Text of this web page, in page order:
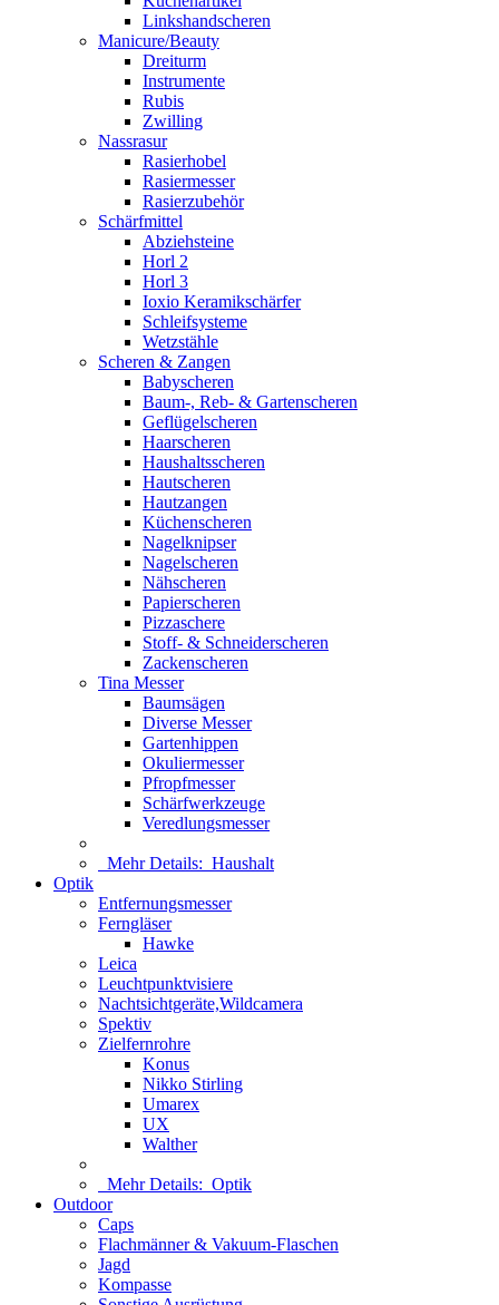
Linkshandscheren
Manicure/Beauty
Dreiturm
Instrumente
Rubis
Zwilling
Nassrasur
Rasierhobel
Rasiermesser
Rasierzubehör
Schärfmittel
Abziehsteine
Horl 2
Horl 3
Ioxio Keramikschärfer
Schleifsysteme
Wetzstähle
Scheren & Zangen
Babyscheren
Baum-, Reb- & Gartenscheren
Geflügelscheren
Haarscheren
Haushaltsscheren
Hautscheren
Hautzangen
Küchenscheren
Nagelknipser
Nagelscheren
Nähscheren
Papierscheren
Pizzaschere
Stoff- & Schneiderscheren
Zackenscheren
Tina Messer
Baumsägen
Diverse Messer
Gartenhippen
Okuliermesser
Pfropfmesser
Schärfwerkzeuge
Veredlungsmesser
Mehr Details: Haushalt
Optik
Entfernungsmesser
Ferngläser
Hawke
Leica
Leuchtpunktvisiere
Nachtsichtgeräte,Wildcamera
Spektiv
Zielfernrohre
Konus
Nikko Stirling
Umarex
UX
Walther
Mehr Details: Optik
Outdoor
Caps
Flachmänner & Vakuum-Flaschen
Jagd
Kompasse